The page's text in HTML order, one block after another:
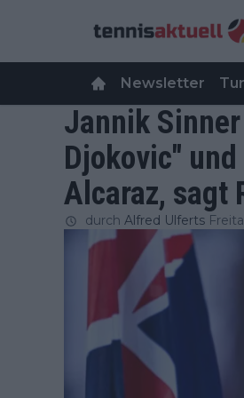
Newsletter
Jannik
Djokovic"
Alcaraz, sagt
durch Alfred Ulferts